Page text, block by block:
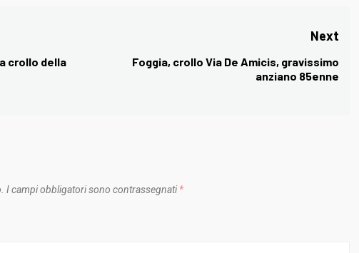
crollo della
Next
Next
Foggia, crollo Via De Amicis, gravissimo
anziano 85enne
I campi obbligatori sono contrassegnati *